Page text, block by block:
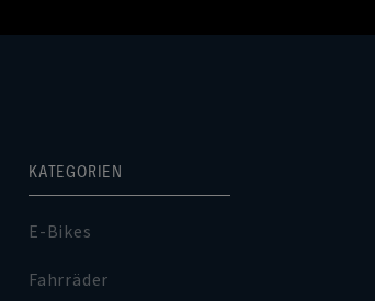
KATEGORIEN
E-Bikes
Fahrräder